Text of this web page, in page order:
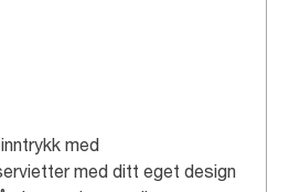
med
med ditt eget design